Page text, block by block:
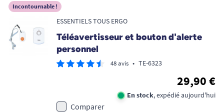
Incontournable !
ESSENTIELS TOUS ERGO
Téléavertisseur et bouton d'alerte
personnel
48 avis • TE-6323
29,90 €
En stock, expédié aujourd'hui
Comparer